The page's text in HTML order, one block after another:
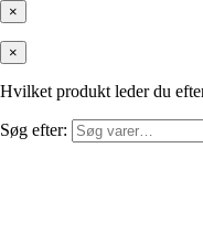
×
×
Hvilket produkt leder du
Søg efter: